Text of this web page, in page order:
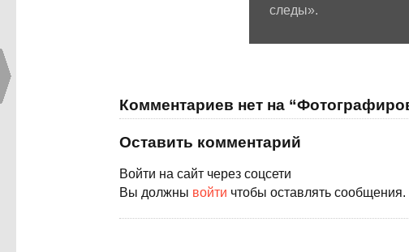
следы».
Комментариев нет на
Оставить комментарий
Войти на сайт через соцсети
Вы должны войти чтобы оставлять сообщения.